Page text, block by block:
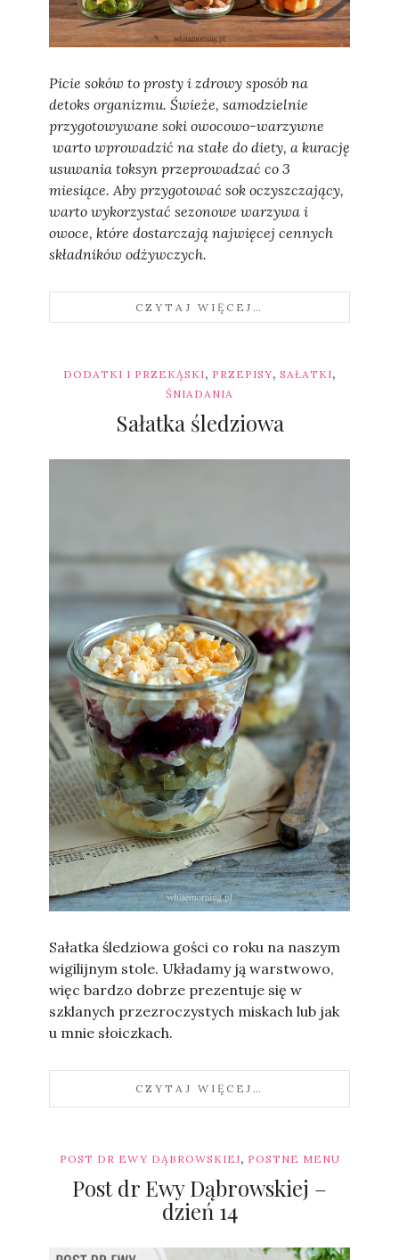
Sylwia
Picie soków to prosty i zdrowy sposób na
detoks organizmu. Świeże, samodzielnie
przygotowywane soki owocowo-warzywne
warto wprowadzić na stałe do diety, a kurację
usuwania toksyn przeprowadzać co 3
miesiące. Aby przygotować sok oczyszczający,
warto wykorzystać sezonowe warzywa i
owoce, które dostarczają najwięcej cennych
składników odżywczych.
CZYTAJ WIĘCEJ…
DODATKI I PRZEKĄSKI, PRZEPISY, SAŁATKI,
ŚNIADANIA
Sałatka śledziowa
Sylwia
Sałatka śledziowa gości co roku na naszym
wigilijnym stole. Układamy ją warstwowo,
więc bardzo dobrze prezentuje się w
szklanych przezroczystych miskach lub jak
u mnie słoiczkach.
CZYTAJ WIĘCEJ…
POST DR EWY DĄBROWSKIEJ, POSTNE MENU
Post dr Ewy Dąbrowskiej –
dzień 14